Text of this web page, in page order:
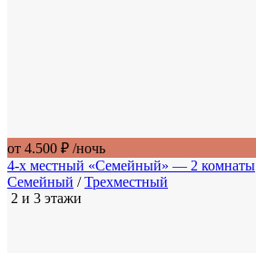
от 4.500 ₽ /ночь
4-х местный «Семейный» — 2 комнаты
Семейный /Трехместный
2 и 3 этажи